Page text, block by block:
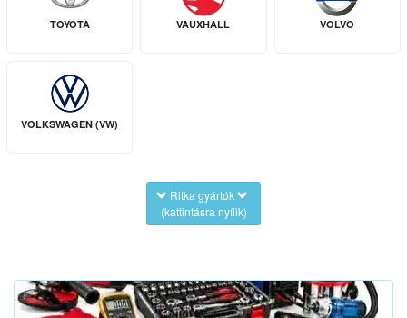
TOYOTA VAUXHALL VOLVO
VOLKSWAGEN (VW)
Ritka gyártók
(kattintásra nyílik)